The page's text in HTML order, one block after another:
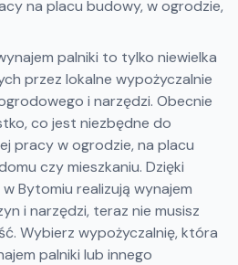
na placu budowy, w ogrodzie,
palniki to tylko niewielka
przez lokalne wypożyczalnie
i narzędzi. Obecnie
co jest niezbędne do
pracy w ogrodzie, na placu
czy mieszkaniu. Dzięki
Bytomiu realizują wynajem
i narzędzi, teraz nie musisz
Wybierz wypożyczalnię, która
palniki lub innego